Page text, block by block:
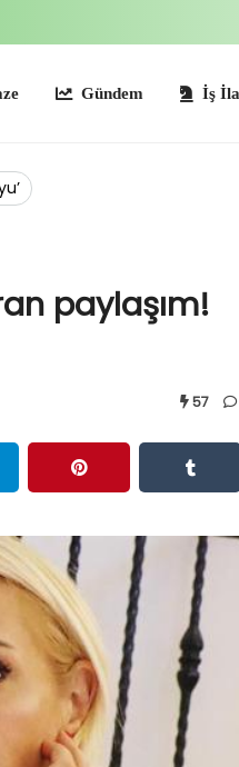
Gündem İş İlanları
paylaşım!
57